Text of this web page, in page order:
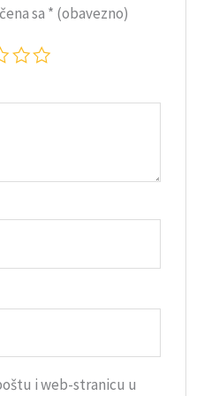
sa * (obavezno)
i web-stranicu u